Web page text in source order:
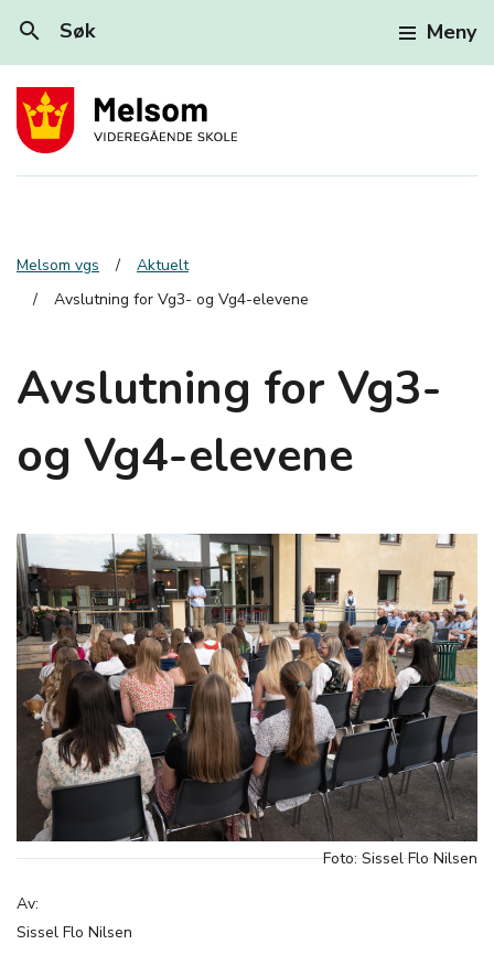
search Søk Meny
Melsom vgs
Aktuelt
Avslutning for Vg3- og Vg4-elevene
Avslutning for Vg3-
og Vg4-elevene
Foto: Sissel Flo Nilsen
Av:
Sissel Flo Nilsen